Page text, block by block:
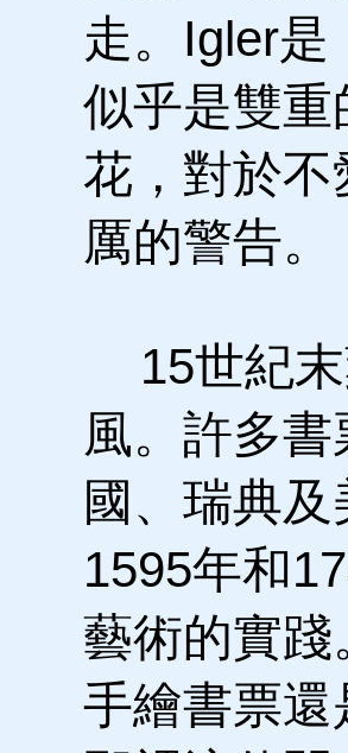
走。Igler
似乎是雙
花，對於
厲的警告。
15世紀末
風。許多
國、瑞典
1595年和
藝術的實
手繪書票